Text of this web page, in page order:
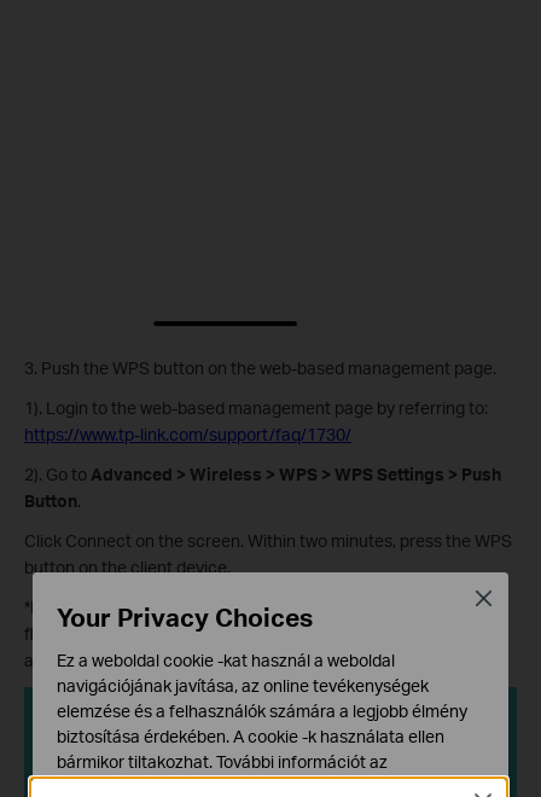
3. Push the WPS button on the web-based management page.
1). Login to the web-based management page by referring to:
https://www.tp-link.com/support/faq/1730/
2). Go to Advanced > Wireless > WPS > WPS Settings > Push
Button.
Click Connect on the screen. Within two minutes, press the WPS
button on the client device.
*Note: When the WPS button is activated, the WPS light will be
flashing. If the WPS light is not flashing, please hit the button
again.
Your Privacy Choices
Ez a weboldal cookie -kat használ a weboldal
navigációjának javítása, az online tevékenységek
elemzése és a felhasználók számára a legjobb élmény
biztosítása érdekében. A cookie -k használata ellen
bármikor tiltakozhat. További információt az
Close